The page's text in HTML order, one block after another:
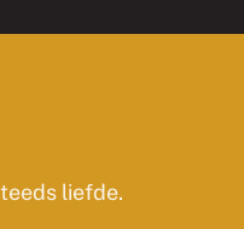
liefde.